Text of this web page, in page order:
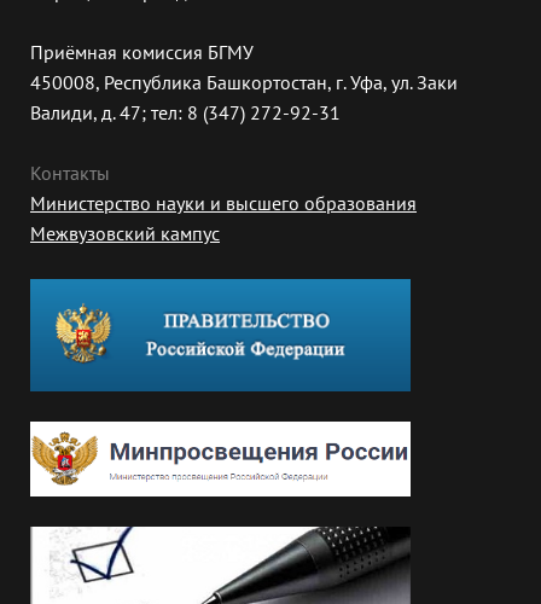
Приёмная комиссия БГМУ
450008, Республика Башкортостан, г. Уфа, ул. Заки
Валиди, д. 47; тел: 8 (347) 272-92-31
Контакты
Министерство науки и высшего образования
Межвузовский кампус